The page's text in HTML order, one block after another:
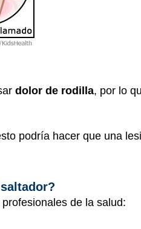
dolor de rodilla, por lo
podría hacer que una
de la salud: